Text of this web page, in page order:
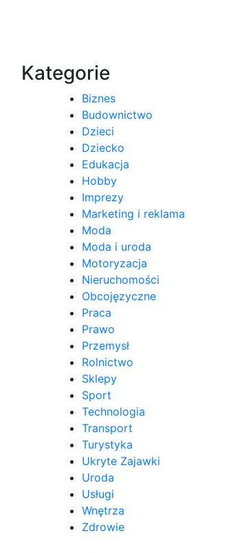
Kategorie
Biznes
Budownictwo
Dzieci
Dziecko
Edukacja
Hobby
Imprezy
Marketing i reklama
Moda
Moda i uroda
Motoryzacja
Nieruchomości
Obcojęzyczne
Praca
Prawo
Przemysł
Rolnictwo
Sklepy
Sport
Technologia
Transport
Turystyka
Ukryte Zajawki
Uroda
Usługi
Wnętrza
Zdrowie